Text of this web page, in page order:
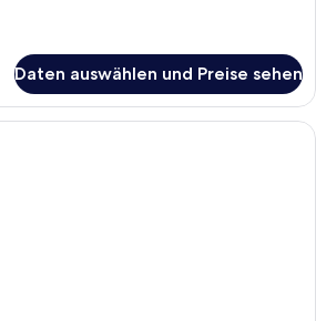
Daten auswählen und Preise sehen